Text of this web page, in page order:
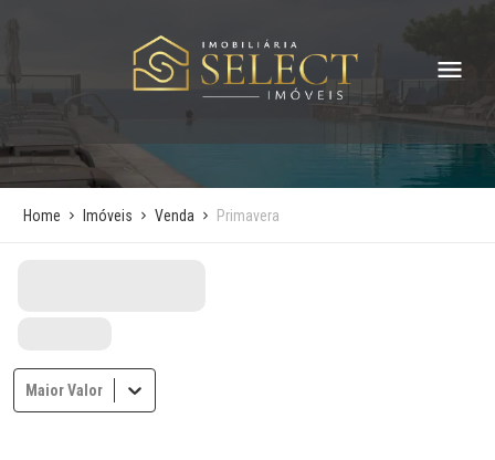
Home Imóveis Venda Primavera
Maior Valor